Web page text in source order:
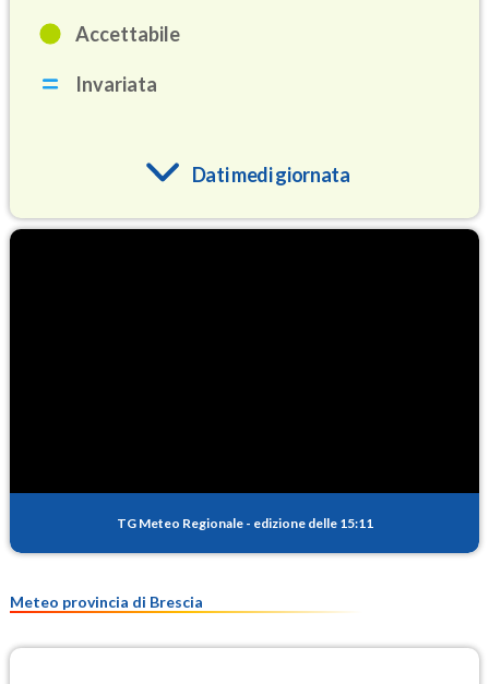
Accettabile
Invariata
Dati medi giornata
PM25
TG Meteo Regionale - edizione delle 15:11
Meteo provincia di Brescia